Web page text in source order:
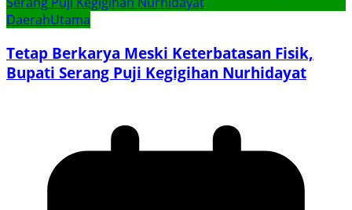
DaerahUtama
Tetap Berkarya Meski Keterbatasan Fisik,
Bupati Serang Puji Kegigihan Nurhidayat